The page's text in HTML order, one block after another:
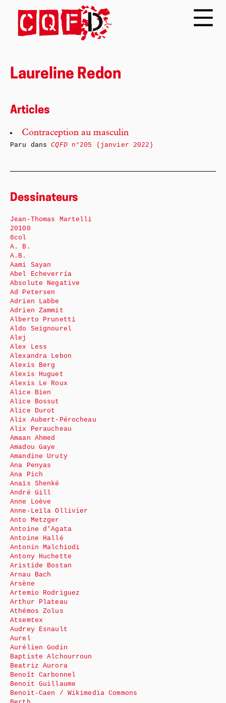
Laureline Redon
Articles
Contraception au masculin
Paru dansCQFDn°205 (janvier 2022)
Dessinateurs
Jean-Thomas Martelli
20100
6col
A. B.
A.B.
Aami Sayan
Abel Echeverría
Absolute Negative
Ad Petersen
Adrien Labbe
Adrien Zammit
Alberto Prunetti
Aldo Seignourel
Alej
Alex Less
Alexandra Lebon
Alexis Berg
Alexis Huguet
Alexis Le Roux
Alice Bien
Alice Bossut
Alice Durot
Alix Aubert-Pérocheau
Alix Peraucheau
Amaan Ahmed
Amadou Gaye
Amandine Uruty
Ana Penyas
Ana Pich
Anaïs Shenké
André Gill
Anne Loève
Anne-Leïla Ollivier
Anto Metzger
Antoine d’Agata
Antoine Hallé
Antonin Malchiodi
Antony Huchette
Aristide Bostan
Arnau Bach
Arsène
Artemio Rodriguez
Arthur Plateau
Athémos Zolus
Atsemtex
Audrey Esnault
Aurel
Aurélien Godin
Baptiste Alchourroun
Beatriz Aurora
Benoît Carbonnel
Benoit Guillaume
Benoit-Caen / Wikimedia Commons